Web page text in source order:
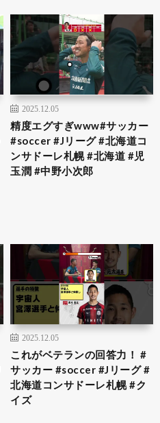
2025.12.05
精度エグすぎwww#サッカー
#soccer #Jリーグ #北海道コ
ンサドーレ札幌 #北海道 #児
玉潤 #中野小次郎
2025.12.05
これがベテランの回答力！ #
サッカー #soccer #Jリーグ #
北海道コンサドーレ札幌 #ク
イズ